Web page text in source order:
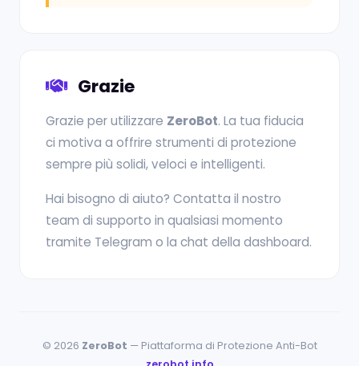
Grazie
Grazie per utilizzare ZeroBot. La tua fiducia
ci motiva a offrire strumenti di protezione
sempre più solidi, veloci e intelligenti.
Hai bisogno di aiuto? Contatta il nostro
team di supporto in qualsiasi momento
tramite Telegram o la chat della dashboard.
© 2026 ZeroBot — Piattaforma di Protezione Anti-Bot